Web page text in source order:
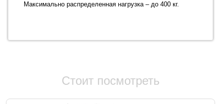
Максимально распределенная нагрузка – до 400 кг.
Стоит посмотреть